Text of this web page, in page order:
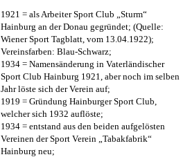
1921 = als Arbeiter Sport Club „Sturm“
Hainburg an der Donau gegründet; (Quelle:
Wiener Sport Tagblatt, vom 13.04.1922);
Vereinsfarben: Blau-Schwarz;
1934 = Namensänderung in Vaterländischer
Sport Club Hainburg 1921, aber noch im selben
Jahr löste sich der Verein auf;
1919 = Gründung Hainburger Sport Club,
welcher sich 1932 auflöste;
1934 = entstand aus den beiden aufgelösten
Vereinen der Sport Verein „Tabakfabrik“
Hainburg neu;